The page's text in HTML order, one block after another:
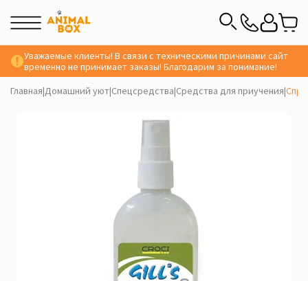
Уважаемые клиенты! В связи с техническими причинами сайт
временно не принимает заказы! Благодарим за понимание!
Главная|Домашний уют|Спецсредства|Средства для приучения|